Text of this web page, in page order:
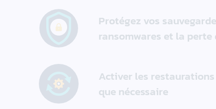
Protégez vos
ransomwares et la perte
Activer les
que nécessaire